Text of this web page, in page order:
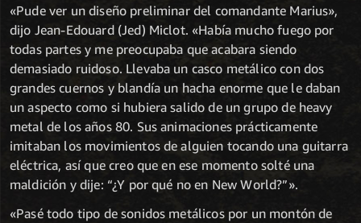
«Pude ver un diseño preliminar del comandante Marius»,
dijo Jean-Edouard (Jed) Miclot. «Había mucho fuego por
todas partes y me preocupaba que acabara siendo
demasiado ruidoso. Llevaba un casco metálico con dos
grandes cuernos y blandía un hacha enorme que le daban
un aspecto como si hubiera salido de un grupo de heavy
metal de los años 80. Sus animaciones prácticamente
imitaban los movimientos de alguien tocando una guitarra
eléctrica, así que creo que en ese momento solté una
maldición y dije: “¿Y por qué no en New World?”».
«Pasé todo tipo de sonidos metálicos por un montón de